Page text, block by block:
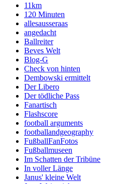
11km
120 Minuten
allesausseraas
angedacht
Ballreiter
Beves Welt
Blog-G
Check von hinten
Dembowski ermittelt
Der Libero
Der tödliche Pass
Fanartisch
Flashscore
football arguments
footballandgeography
FußballFanFotos
Fußballmuseen
Im Schatten der Tribüne
In voller Länge
Janus' kleine Welt